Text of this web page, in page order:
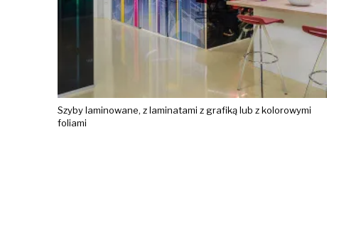
Szyby laminowane, z laminatami z grafiką lub z kolorowymi
foliami